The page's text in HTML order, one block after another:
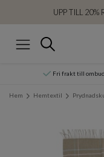
UPP TILL 20%
Sök
Fri frakt till
Hem Hemtextil